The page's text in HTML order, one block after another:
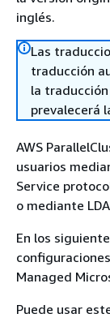
inglés.
Las
traducción
la
prevalecerá
AWS
usuarios
Service
o mediante
En los
Managed
Puede usar